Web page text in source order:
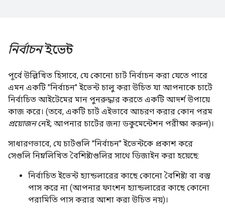
নির্বাচনইভেন্ট
পূর্বে উল্লিখিত হিসাবে, যে কোনো চার্ট নির্বাচন করা যেতে পারে
এমন একটি "নির্বাচন" ইভেন্ট চালু করা উচিত যা আপনাকে চার্টে
নির্বাচিত আইটেমের মান পুনরুদ্ধার করতে একটি আদর্শ উপায়ে
কাজ করে। (তবে, একটি চার্ট এইভাবে আচরণ করার কোন পরম
প্রয়োজননেই; আপনার চার্টের জন্য ডকুমেন্টেশন পরীক্ষা করুন)।
সাধারণভাবে, যে চার্টগুলি "নির্বাচন" ইভেন্টকে প্রকাশ করে
সেগুলি নিম্নলিখিত বৈশিষ্ট্যগুলির সাথে ডিজাইন করা হয়েছে:
নির্বাচিত ইভেন্ট হ্যান্ডলারের কাছে কোনো বৈশিষ্ট্য বা বস্তু
পাস করে না (আপনার ফাংশন হ্যান্ডলারের কাছে কোনো
পরামিতি পাস করার আশা করা উচিত নয়)।